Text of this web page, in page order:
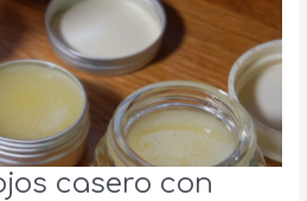
casero con